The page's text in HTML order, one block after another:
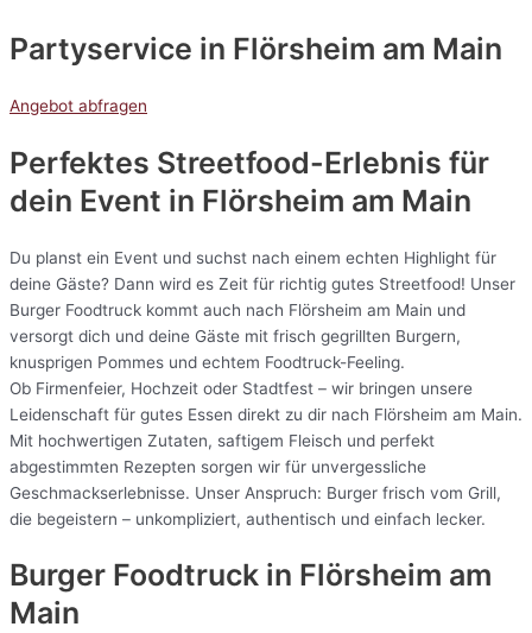
Partyservice in Flörsheim am Main
Angebot abfragen
Perfektes Streetfood-Erlebnis für
dein Event in Flörsheim am Main
Du planst ein Event und suchst nach einem echten Highlight für
deine Gäste? Dann wird es Zeit für richtig gutes Streetfood! Unser
Burger Foodtruck kommt auch nach Flörsheim am Main und
versorgt dich und deine Gäste mit frisch gegrillten Burgern,
knusprigen Pommes und echtem Foodtruck-Feeling.
Ob Firmenfeier, Hochzeit oder Stadtfest – wir bringen unsere
Leidenschaft für gutes Essen direkt zu dir nach Flörsheim am Main.
Mit hochwertigen Zutaten, saftigem Fleisch und perfekt
abgestimmten Rezepten sorgen wir für unvergessliche
Geschmackserlebnisse. Unser Anspruch: Burger frisch vom Grill,
die begeistern – unkompliziert, authentisch und einfach lecker.
Burger Foodtruck in Flörsheim am
Main